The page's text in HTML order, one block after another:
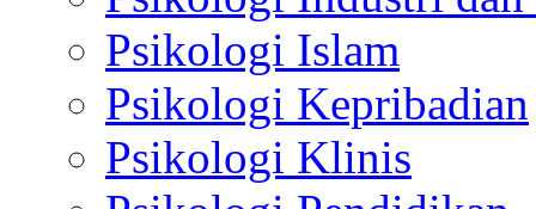
Psikologi Islam
Psikologi Kepribadian
Psikologi Klinis